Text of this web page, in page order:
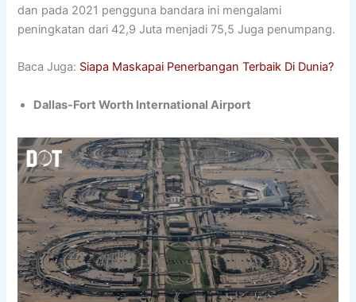
dan pada 2021 pengguna bandara ini mengalami
peningkatan dari 42,9 Juta menjadi 75,5 Juga penumpang.
Baca Juga: Siapa Maskapai Penerbangan Terbaik Di Dunia?
Dallas-Fort Worth International Airport